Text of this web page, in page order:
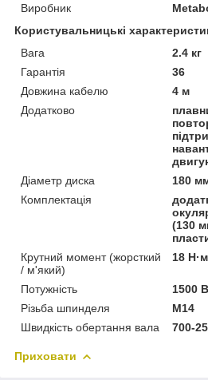
Виробник
Користувальницькі
Вага
2.4 кг
Гарантія
36
Довжина кабелю
4 м
Додатково
Діаметр диска
180
Комплектація
(130
Крутний момент (жорсткий
/ м'який)
18 Н·м
Потужність
1500
Різьба шпинделя
M14
Швидкість обертання вала
700-
Приховати